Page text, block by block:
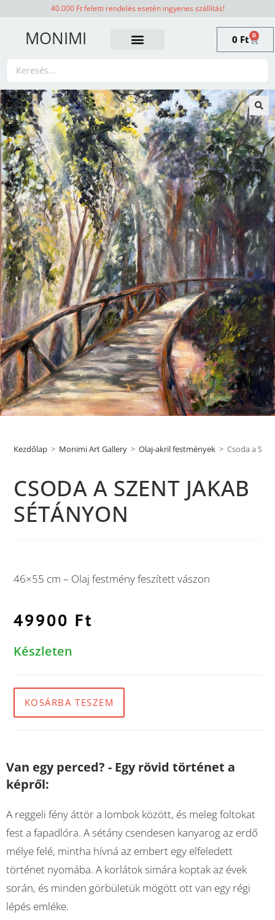
40.000 Ft feletti rendelés esetén ingyenes szállítás!
MONIMI 0 Ft 0
🔍
Kezdőlap > Monimi Art Gallery > Olaj-akril festmények > Csoda a
CSODA A SZENT JAKAB
SÉTÁNYON
46×55 cm – Olaj festmény feszített vászon
49900 Ft
Készleten
KOSÁRBA TESZEM
Van egy perced? - Egy rövid történet a
képről:
A reggeli fény áttör a lombok között, és meleg foltokat
fest a fapadlóra. A sétány csendesen kanyarog az erdő
mélye felé, mintha hívná az embert egy elfeledett
történet nyomába. A korlátok simára koptak az évek
során, és minden görbületük mögött ott van egy régi
lépés emléke.